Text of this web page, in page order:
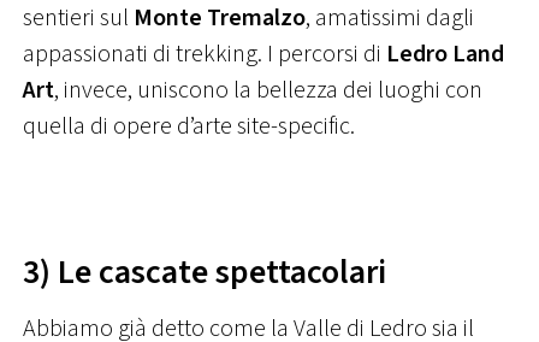
sentieri sul Monte Tremalzo, amatissimi dagli
appassionati di trekking. I percorsi di Ledro Land
Art, invece, uniscono la bellezza dei luoghi con
quella di opere d’arte site-specific.
3) Le cascate spettacolari
Abbiamo già detto come la Valle di Ledro sia il